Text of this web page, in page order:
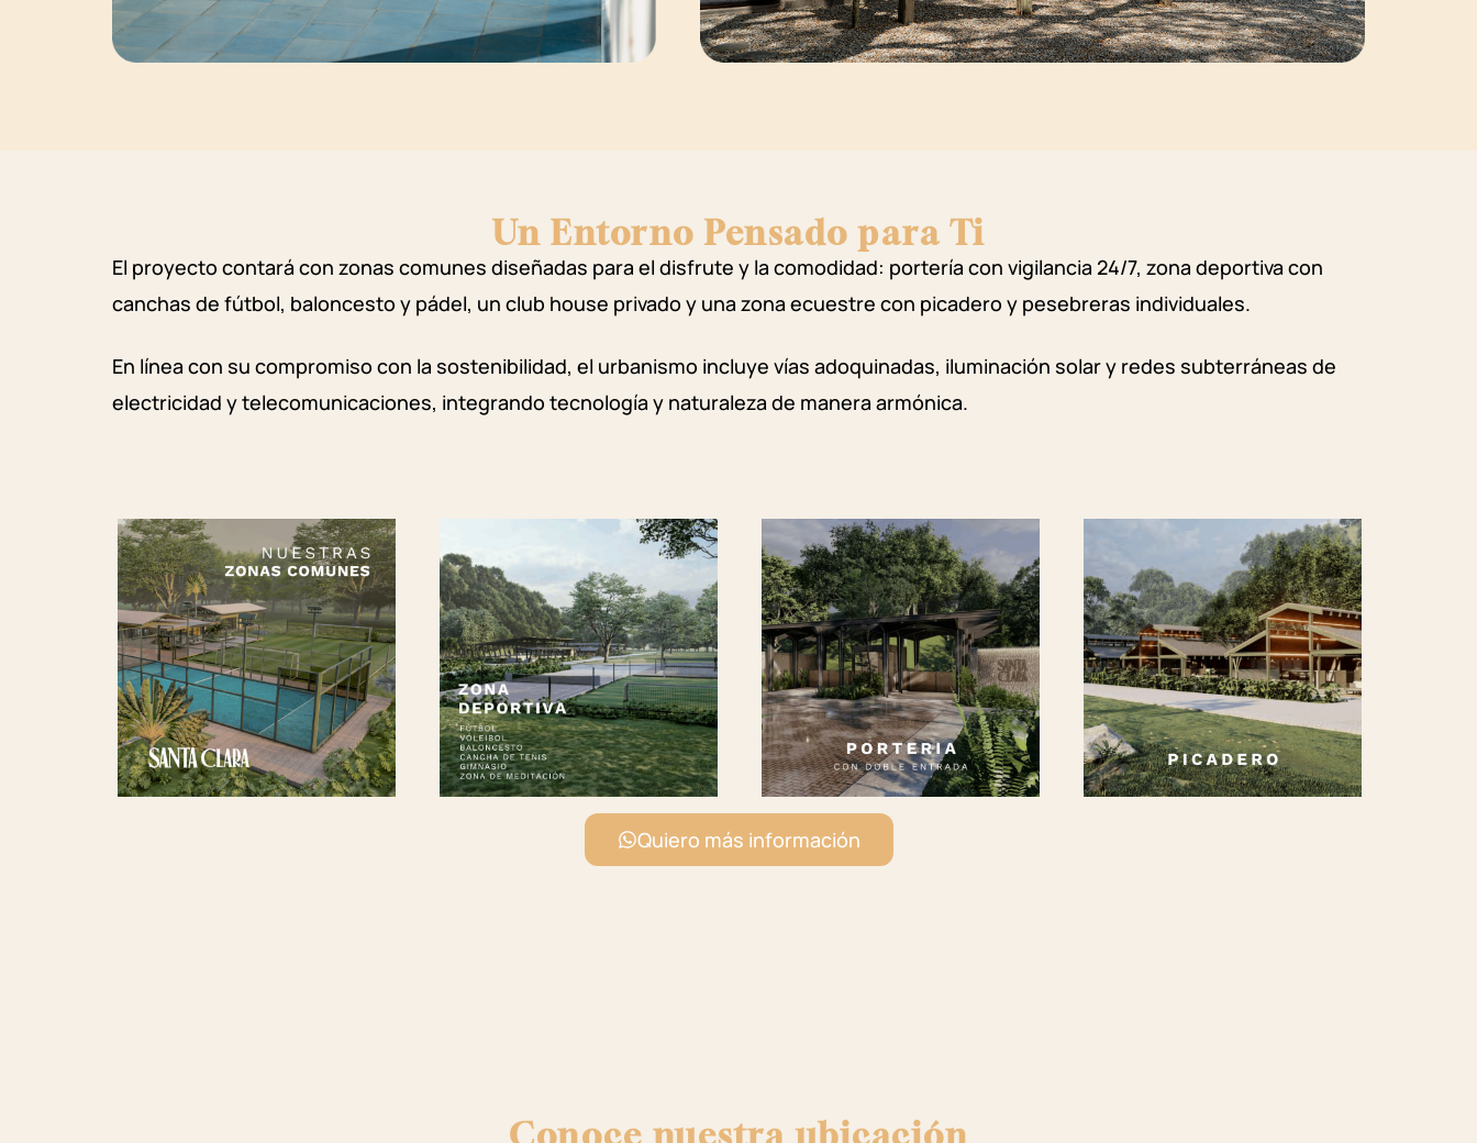
Un Entorno Pensado para Ti
El proyecto contará con zonas comunes diseñadas para el disfrute y la comodidad: portería con vigilancia 24/7, zona deportiva con
canchas de fútbol, baloncesto y pádel, un club house privado y una zona ecuestre con picadero y pesebreras individuales.
En línea con su compromiso con la sostenibilidad, el urbanismo incluye vías adoquinadas, iluminación solar y redes subterráneas de
electricidad y telecomunicaciones, integrando tecnología y naturaleza de manera armónica.
Quiero más información